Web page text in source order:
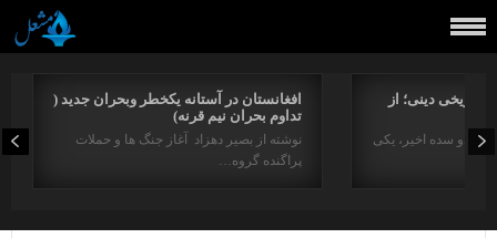
افغانستان در آستانه یکخطر وبحران جدید (
تداوم بحران نیم قرنه)
نوشته از بصیر دهزاد آغاز جنگ ها و حملات
پراگنده گروه…
دینی؛ از
در دو سده اخیر، یکی